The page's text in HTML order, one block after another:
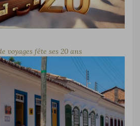
voyages fête ses 20 ans